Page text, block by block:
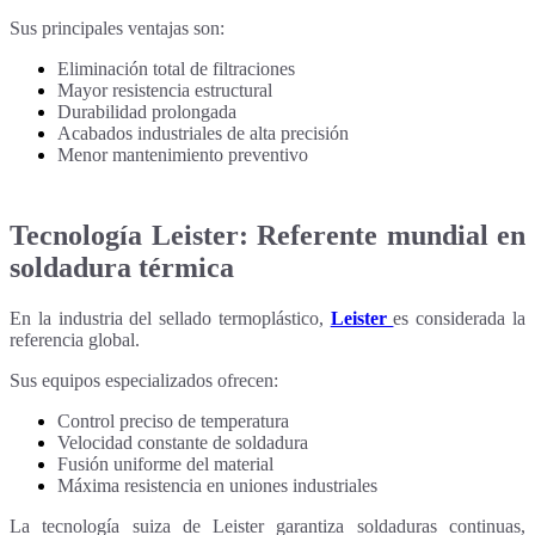
Sus principales ventajas son:
Eliminación total de filtraciones
Mayor resistencia estructural
Durabilidad prolongada
Acabados industriales de alta precisión
Menor mantenimiento preventivo
Tecnología Leister: Referente mundial en
soldadura térmica
En la industria del sellado termoplástico, Leisteres considerada la
referencia global.
Sus equipos especializados ofrecen:
Control preciso de temperatura
Velocidad constante de soldadura
Fusión uniforme del material
Máxima resistencia en uniones industriales
La tecnología suiza de Leister garantiza soldaduras continuas,